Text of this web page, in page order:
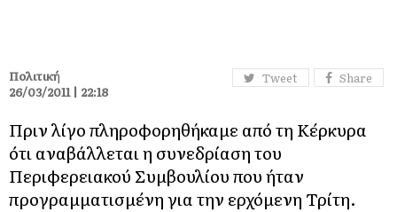
Tweet Share
Πολιτική
26/03/2011 | 22:18
Πριν λίγο πληροφορηθήκαμε από τη Κέρκυρα
ότι αναβάλλεται η συνεδρίαση του
Περιφερειακού Συμβουλίου που ήταν
προγραμματισμένη για την ερχόμενη Τρίτη.